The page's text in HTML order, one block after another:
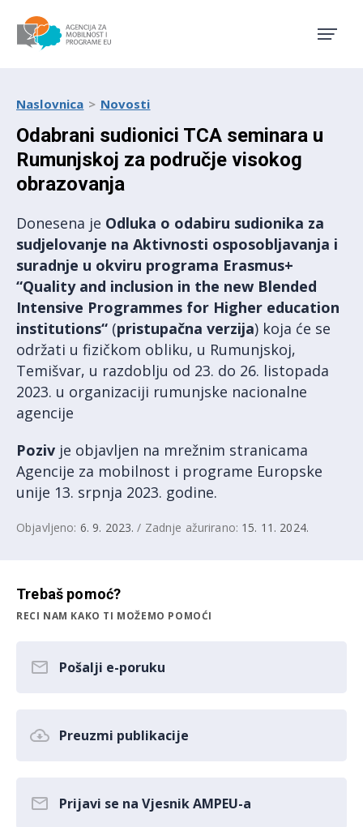
Naslovnica Novosti
Odabrani sudionici TCA seminara u
Rumunjskoj za područje visokog
obrazovanja
Donesena je Odluka o odabiru sudionika za
sudjelovanje na Aktivnosti osposobljavanja i
suradnje u okviru programa Erasmus+
“Quality and inclusion in the new Blended
Intensive Programmes for Higher education
institutions“ (pristupačna verzija) koja će se
održati u fizičkom obliku, u Rumunjskoj,
Temišvar, u razdoblju od 23. do 26. listopada
2023. u organizaciji rumunjske nacionalne
agencije
Poziv je objavljen na mrežnim stranicama
Agencije za mobilnost i programe Europske
unije 13. srpnja 2023. godine.
Objavljeno: 6. 9. 2023. / Zadnje ažurirano: 15. 11. 2024.
Trebaš pomoć?
RECI NAM KAKO TI MOŽEMO POMOĆI
Pošalji e-poruku
Preuzmi publikacije
Prijavi se na Vjesnik AMPEU-a